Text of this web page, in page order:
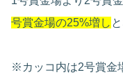
号賞金場の25%増し
※カッコ内は2号賞金